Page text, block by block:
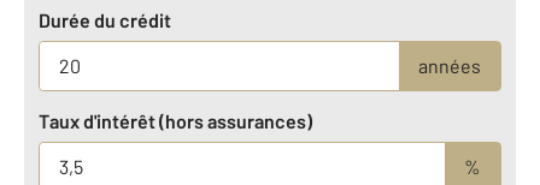
Durée du crédit
années
Taux d'intérêt (hors assurances)
%